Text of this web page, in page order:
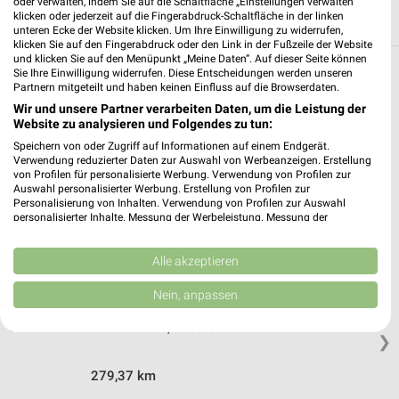
Weitere EURONICS Geschäfte mit
Angeboten in und um Bad Lobenstein
5 Geschäfte und Orte
EURONICS Angebote in Ludwigsstadt
Ludwigsstadt, Deutschland
265,65 km
❯
EURONICS Angebote in Helmbrechts
279,37 km
klicken oder jederzeit auf die Fingerabdruck-Schaltfläche in der linken
unteren Ecke der Website klicken. Um Ihre Einwilligung zu widerrufen,
klicken Sie auf den Fingerabdruck oder den Link in der Fußzeile der Website
und klicken Sie auf den Menüpunkt „Meine Daten“. Auf dieser Seite können
Sie Ihre Einwilligung widerrufen. Diese Entscheidungen werden unseren
Partnern mitgeteilt und haben keinen Einfluss auf die Browserdaten.
Wir und unsere Partner verarbeiten Daten, um die Leistung der
Website zu analysieren und Folgendes zu tun:
Speichern von oder Zugriff auf Informationen auf einem Endgerät.
Verwendung reduzierter Daten zur Auswahl von Werbeanzeigen. Erstellung
von Profilen für personalisierte Werbung. Verwendung von Profilen zur
Auswahl personalisierter Werbung. Erstellung von Profilen zur
Personalisierung von Inhalten. Verwendung von Profilen zur Auswahl
personalisierter Inhalte. Messung der Werbeleistung. Messung der
Kombinationen von Daten aus verschiedenen Quellen. Entwicklung und
Verbesserung der Angebote. Verwendung reduzierter Daten zur Auswahl
von Inhalten.
Daten können außerhalb der Europäischen Union weitergegeben und in die
USA gesendet werden.
Website/App.
Wir nutzen Ihre Daten für folgende Zwecke:
Alle akzeptieren
Nein, anpassen